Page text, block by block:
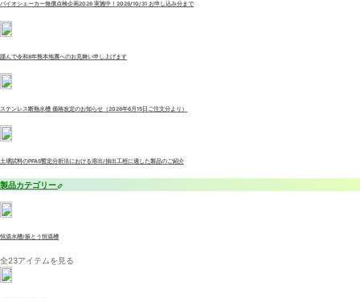
バイオシェーカー無償点検企画2026 実施中！2026/10/31 お申し込み分まで
謹んで令和8年熊本地震へのお見舞い申し上げます
ステンレス断熱水槽 価格改定のお知らせ（2026年6月15日ご注文分より）
土壌試料のPFAS暫定分析法における溶出/抽出工程に適した製品のご紹介
製品カテゴリー
恒温水槽/振とう恒温槽
全23アイテムを見る